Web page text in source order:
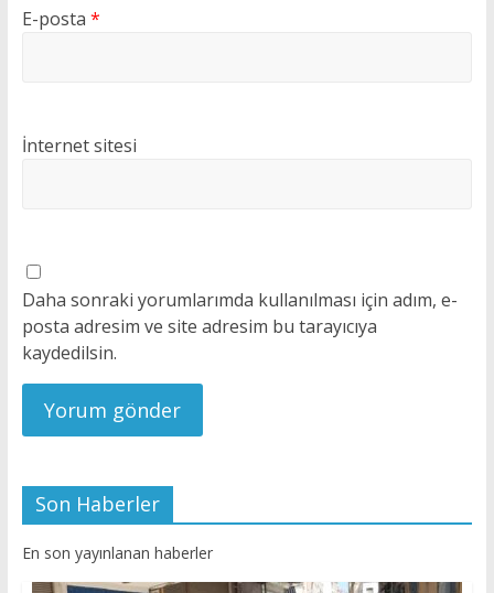
E-posta *
İnternet sitesi
Daha sonraki yorumlarımda kullanılması için adım, e-
posta adresim ve site adresim bu tarayıcıya
kaydedilsin.
Son Haberler
En son yayınlanan haberler